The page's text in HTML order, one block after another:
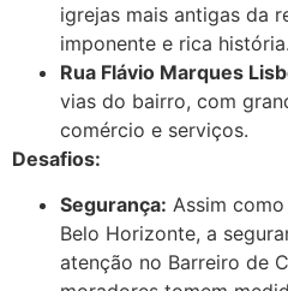
igrejas mais antigas da
imponente e rica história.
Rua Flávio Marques
vias do bairro, com
comércio e serviços.
Desafios:
Segurança: Assim
Belo Horizonte, a
atenção no Barreiro de